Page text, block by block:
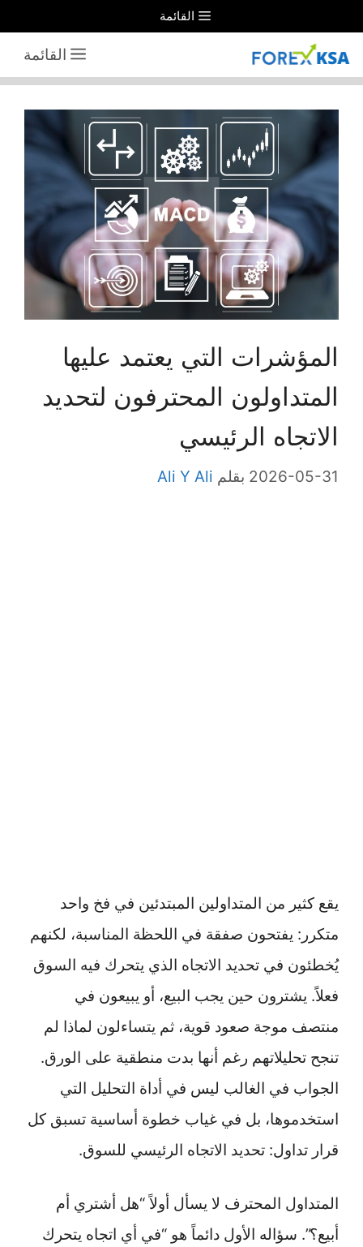
المحتوى
القائمة
القائمة
المؤشرات التي يعتمد عليها
المتداولون المحترفون لتحديد
الاتجاه الرئيسي
2026-05-31 بقلم Ali Y Ali
يقع كثير من المتداولين المبتدئين في فخ واحد
متكرر: يفتحون صفقة في اللحظة المناسبة، لكنهم
يُخطئون في تحديد الاتجاه الذي يتحرك فيه السوق
فعلاً. يشترون حين يجب البيع، أو يبيعون في
منتصف موجة صعود قوية، ثم يتساءلون لماذا لم
تنجح تحليلاتهم رغم أنها بدت منطقية على الورق.
الجواب في الغالب ليس في أداة التحليل التي
استخدموها، بل في غياب خطوة أساسية تسبق كل
قرار تداول: تحديد الاتجاه الرئيسي للسوق.
المتداول المحترف لا يسأل أولاً “هل أشتري أم
أبيع؟”. سؤاله الأول دائماً هو “في أي اتجاه يتحرك